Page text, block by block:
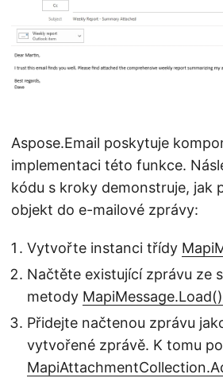
Aspose.Email poskytuje
implementaci této funkce.
kódu s kroky demonstruje, jak
objekt do e-mailové zprávy:
Vytvořte instanci třídy
Načtěte existující zprávu ze
metody MapiMessage.Load()
Přidejte načtenou zprávu
vytvořené zprávě. K tomu